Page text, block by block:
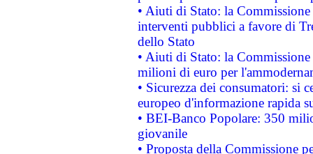
• Aiuti di Stato: la
interventi pubblici a favore di
dello Stato
• Aiuti di Stato: la
milioni di euro per
• Sicurezza dei consumatori: si
europeo d'informazione rapida
• BEI-Banco Popolare: 350
giovanile
• Proposta della Commissione